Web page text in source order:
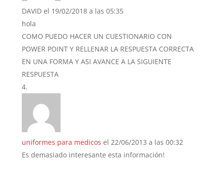
DAVID el 19/02/2018 a las 05:35
hola
COMO PUEDO HACER UN CUESTIONARIO CON
POWER POINT Y RELLENAR LA RESPUESTA CORRECTA
EN UNA FORMA Y ASI AVANCE A LA SIGUIENTE
RESPUESTA
uniformes para medicos el 22/06/2013 a las 00:32
Es demasiado interesante esta información!